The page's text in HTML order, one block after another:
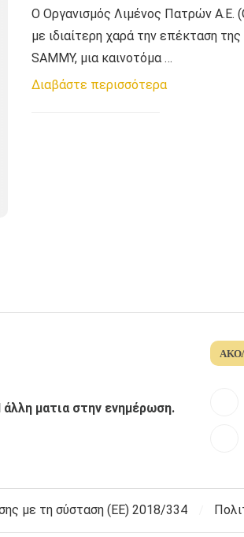
Ο Οργανισμός Λιμένος Πατρών Α.Ε.
με ιδιαίτερη χαρά την επέκταση
SAMMY, μια καινοτόμα …
Διαβάστε περισσότερα
άλλη ματια στην ενημέρωση.
με τη σύσταση (ΕΕ) 2018/334